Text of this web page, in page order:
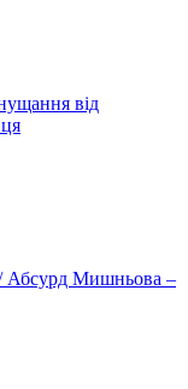
від
/ Абсурд Мишньова –